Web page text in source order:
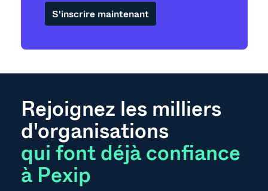
S'inscrire maintenant
Rejoignez les milliers
d'organisations
qui font déjà confiance
à Pexip